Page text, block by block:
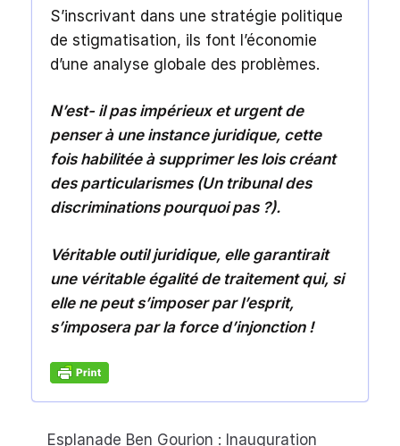
S’inscrivant dans une stratégie politique
de stigmatisation, ils font l’économie
d’une analyse globale des problèmes.
N’est- il pas impérieux et urgent de
penser à une instance juridique, cette
fois habilitée à supprimer les lois créant
des particularismes (Un tribunal des
discriminations pourquoi pas ?).
Véritable outil juridique, elle garantirait
une véritable égalité de traitement qui, si
elle ne peut s’imposer par l’esprit,
s’imposera par la force d’injonction !
Esplanade Ben Gourion : Inauguration